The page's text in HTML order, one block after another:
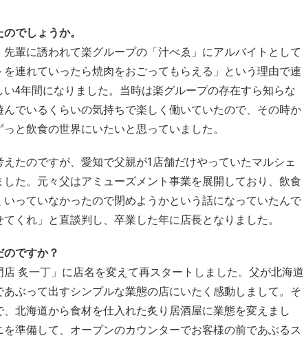
でしょうか。
輩に誘われて楽グループの「汁べゑ」にアルバイトとして
連れていったら焼肉をおごってもらえる」という理由で連
4年間になりました。当時は楽グループの存在すら知らな
でいるくらいの気持ちで楽しく働いていたので、その時か
と飲食の世界にいたいと思っていました。
たのですが、愛知で父親が1店舗だけやっていたマルシェ
た。元々父はアミューズメント事業を展開しており、飲食
っていなかったので閉めようかという話になっていたんで
くれ」と直談判し、卒業した年に店長となりました。
ですか？
炙一丁」に店名を変えて再スタートしました。父が北海道
ぶって出すシンプルな業態の店にいたく感動しまして。そ
北海道から食材を仕入れた炙り居酒屋に業態を変えまし
準備して、オープンのカウンターでお客様の前であぶるス